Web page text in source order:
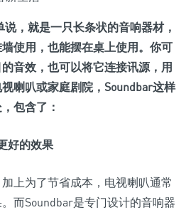
，就是一只长条状的音响器材，
使用，也能摆在桌上使用。你可
音效，也可以将它连接讯源，用
喇叭或家庭剧院，Soundbar这样
包含了：
好的效果
上为了节省成本，电视喇叭通常
而Soundbar是专门设计的音响器